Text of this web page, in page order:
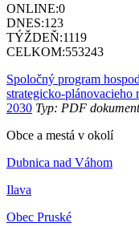
ONLINE:0
DNES:123
TÝŽDEŇ:1119
CELKOM:553243
Spoločný program
strategicko-
2030 Typ: PDF
Obce a mestá v okolí
Dubnica nad Váhom
Ilava
Obec Pruské